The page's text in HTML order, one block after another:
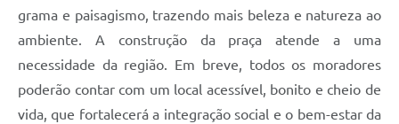
grama e paisagismo, trazendo mais beleza e natureza ao
ambiente. A construção da praça atende a uma
necessidade da região. Em breve, todos os moradores
poderão contar com um local acessível, bonito e cheio de
vida, que fortalecerá a integração social e o bem-estar da